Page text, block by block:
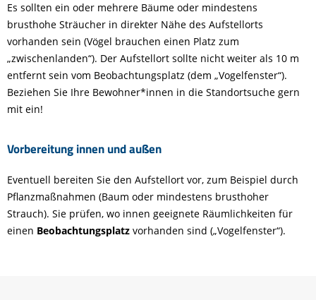
Es sollten ein oder mehrere Bäume oder mindestens
brusthohe Sträucher in direkter Nähe des Aufstellorts
vorhanden sein (Vögel brauchen einen Platz zum
„zwischenlanden“). Der Aufstellort sollte nicht weiter als 10 m
entfernt sein vom Beobachtungsplatz (dem „Vogelfenster“).
Beziehen Sie Ihre Bewohner*innen in die Standortsuche gern
mit ein!
Vorbereitung innen und außen
Eventuell bereiten Sie den Aufstellort vor, zum Beispiel durch
Pflanzmaßnahmen (Baum oder mindestens brusthoher
Strauch). Sie prüfen, wo innen geeignete Räumlichkeiten für
einen Beobachtungsplatz vorhanden sind („Vogelfenster“).